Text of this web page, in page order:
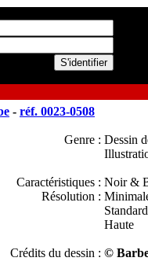
- réf. 0023-0508
Genre : Dessin
Caractéristiques : Noir &
Résolution :
Standard
Haute
Crédits du dessin : ©